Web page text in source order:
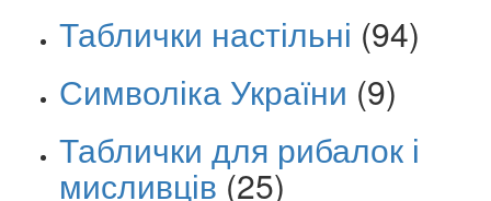
Таблички настільні (94)
Символіка України (9)
Таблички для рибалок і
мисливців (25)